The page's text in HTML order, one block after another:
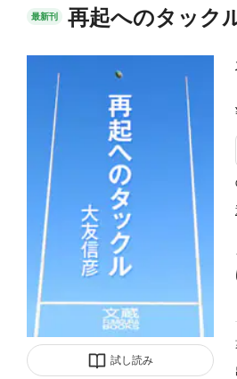
最新刊 再起へのタック
試し読み